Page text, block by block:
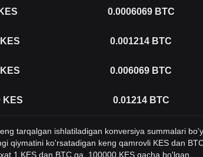
KES 0.0006069 BTC
KES 0.001214 BTC
KES 0.006069 BTC
KES 0.01214 BTC
tarqalgan ishlatiladigan konversiya summalari
qiymatini ko'rsatadigan keng qamrovli KES dan
1 KES dan BTC ga, 100000 KES gacha bo'lgan